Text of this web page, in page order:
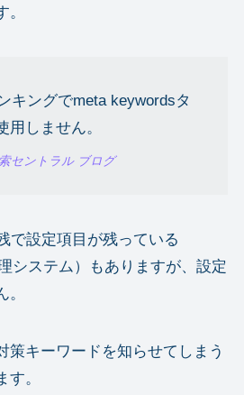
キングでmeta keywordsタ
用しません。
セントラル ブログ
で設定項目が残っている
システム）もありますが、設定
策キーワードを知らせてしまう
。